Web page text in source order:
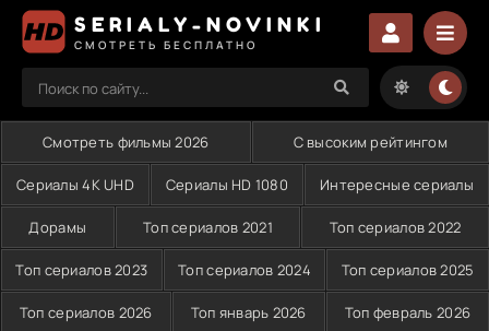
SERIALY-NOVINKI
СМОТРЕТЬ БЕСПЛАТНО
Смотреть фильмы 2026 С высоким рейтингом
Сериалы 4K UHD Сериалы HD 1080 Интересные сериалы
Дорамы Топ сериалов 2021 Топ сериалов 2022
Топ сериалов 2023 Топ сериалов 2024 Топ сериалов 2025
Топ сериалов 2026 Топ январь 2026 Топ февраль 2026